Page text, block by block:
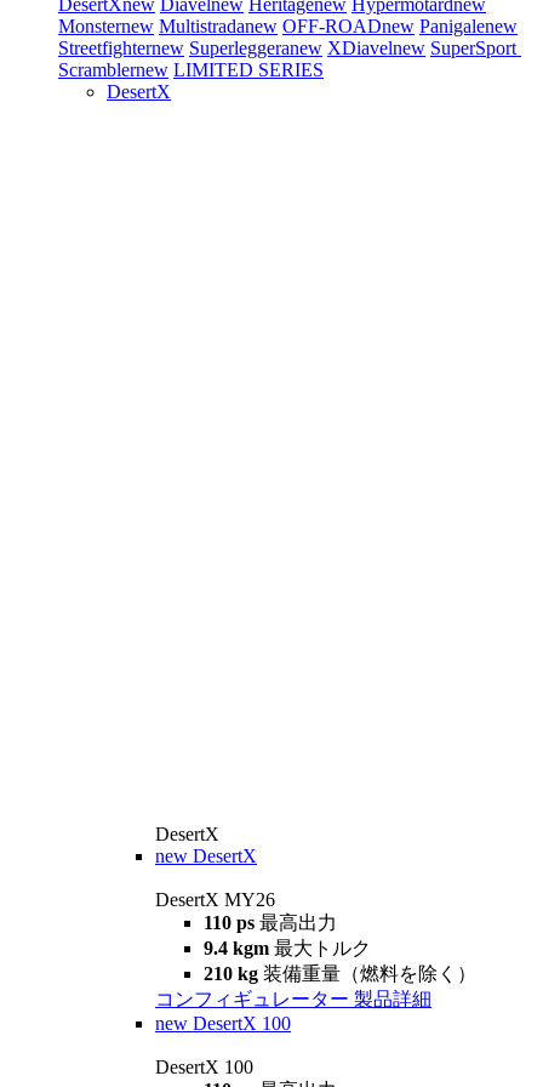
DesertXnew Diavelnew Heritagenew Hypermotardnew
Monsternew Multistradanew OFF-ROADnew Panigalenew
Streetfighternew Superleggeranew XDiavelnew SuperSport
Scramblernew LIMITED SERIES
DesertX
DesertX
new DesertX
DesertX MY26
110 ps 最高出力
9.4 kgm 最大トルク
210 kg 装備重量（燃料を除く）
コンフィギュレーター 製品詳細
new DesertX 100
DesertX 100